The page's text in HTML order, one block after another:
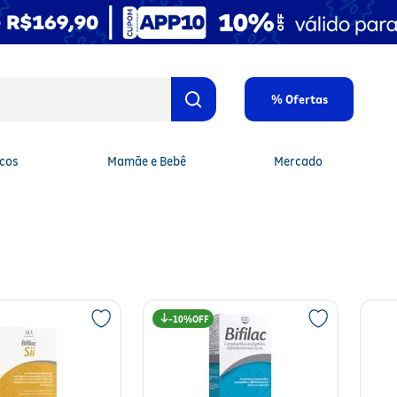
% Ofertas
Mamãe e Bebê Mercado
10%